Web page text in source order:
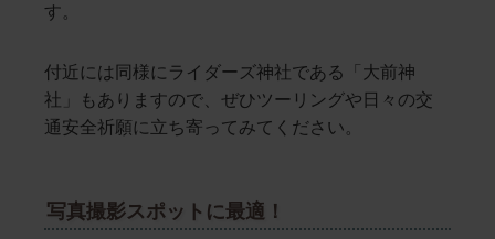
す。
付近には同様にライダーズ神社である「大前神
社」もありますので、ぜひツーリングや日々の交
通安全祈願に立ち寄ってみてください。
写真撮影スポットに最適！